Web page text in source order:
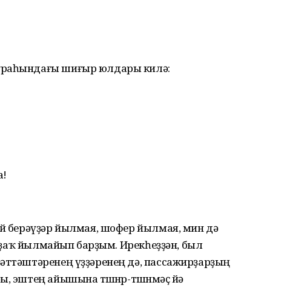
шиғыр юлдары килә:
берәүҙәр йылмая, шофер йылмая, мин дә
йылмайып барҙым. Ирекһеҙҙән, был
үҙҙәренең дә, пассажирҙарҙың
айышына төшөнөр-төшөнмәҫ йә